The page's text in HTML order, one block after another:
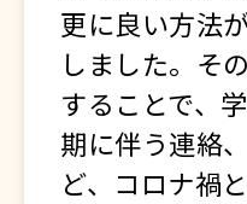
更に良い方法
しました。そ
することで、
期に伴う連絡
ど、コロナ禍